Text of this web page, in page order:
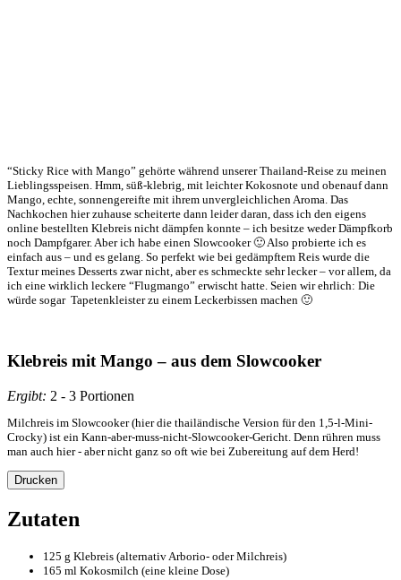
“Sticky Rice with Mango” gehörte während unserer Thailand-Reise zu meinen
Lieblingsspeisen. Hmm, süß-klebrig, mit leichter Kokosnote und obenauf dann
Mango, echte, sonnengereifte mit ihrem unvergleichlichen Aroma. Das
Nachkochen hier zuhause scheiterte dann leider daran, dass ich den eigens
online bestellten Klebreis nicht dämpfen konnte – ich besitze weder Dämpfkorb
noch Dampfgarer. Aber ich habe einen Slowcooker 🙂 Also probierte ich es
einfach aus – und es gelang. So perfekt wie bei gedämpftem Reis wurde die
Textur meines Desserts zwar nicht, aber es schmeckte sehr lecker – vor allem, da
ich eine wirklich leckere “Flugmango” erwischt hatte. Seien wir ehrlich: Die
würde sogar Tapetenkleister zu einem Leckerbissen machen 🙂
Klebreis mit Mango – aus dem Slowcooker
Ergibt: 2 - 3 Portionen
Milchreis im Slowcooker (hier die thailändische Version für den 1,5-l-Mini-
Crocky) ist ein Kann-aber-muss-nicht-Slowcooker-Gericht. Denn rühren muss
man auch hier - aber nicht ganz so oft wie bei Zubereitung auf dem Herd!
Drucken
Zutaten
125 g Klebreis (alternativ Arborio- oder Milchreis)
165 ml Kokosmilch (eine kleine Dose)